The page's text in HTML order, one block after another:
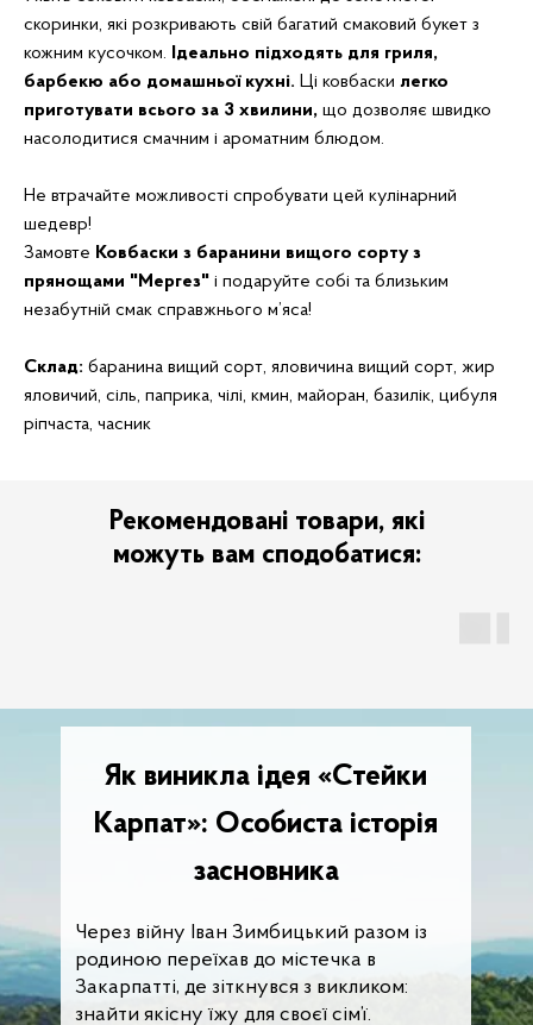
скоринки, які розкривають свій багатий смаковий букет з
кожним кусочком. Ідеально підходять для гриля,
барбекю або домашньої кухні. Ці ковбаски легко
приготувати всього за 3 хвилини, що дозволяє швидко
насолодитися смачним і ароматним блюдом.
Не втрачайте можливості спробувати цей кулінарний
шедевр!
Замовте Ковбаски з баранини вищого сорту з
прянощами "Мергез" і подаруйте собі та близьким
незабутній смак справжнього м’яса!
Склад: баранина вищий сорт, яловичина вищий сорт, жир
яловичий, сіль, паприка, чілі, кмин, майоран, базилік, цибуля
ріпчаста, часник
Рекомендовані товари, які
можуть вам сподобатися:
Через війну Іван Зимбицький разом із
родиною переїхав до містечка в
Закарпатті, де зіткнувся з викликом:
знайти якісну їжу для своєї сім’ї.
Як виникла ідея «Стейки
Карпат»: Особиста історія
засновника